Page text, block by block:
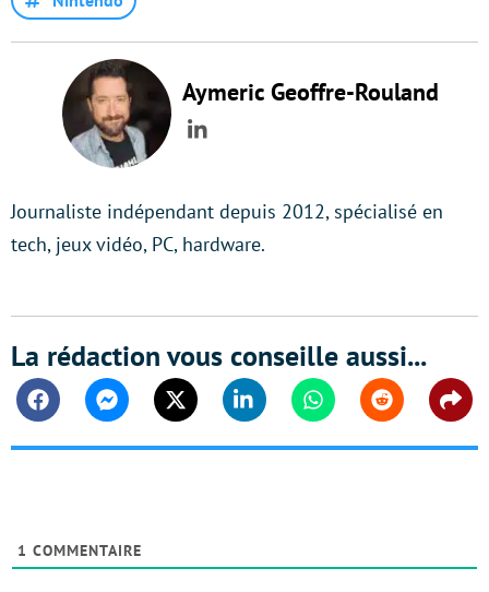
Aymeric Geoffre-Rouland
LinkedIn
Journaliste indépendant depuis 2012, spécialisé en
tech, jeux vidéo, PC, hardware.
La rédaction vous conseille aussi...
FacebookMessengerTwitter Linkedin WhatsappReddit
1 COMMENTAIRE